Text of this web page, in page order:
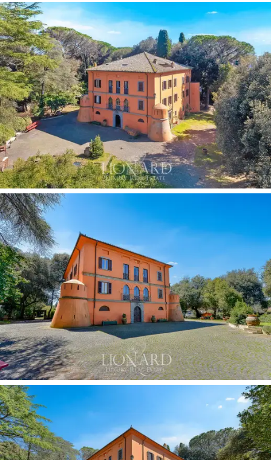
城堡周圍環繞著約9000平方公尺的公園，園內高
大的樹木林立，包括義大利松樹、黎巴嫩雪松、
橡樹和柏樹。長方形游泳池四周鋪設古磚，池畔
小屋設有涼棚，毗鄰林地。高聳的松樹構成了美
麗的背景，使這片區域成為莊園內最令人難忘的
景緻之一。